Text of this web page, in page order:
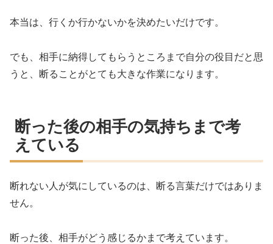
本当は、行くか行かないかを決めたいだけです。
でも、相手に納得してもらうところまで自分の役目だと思
うと、断ることがとても大きな作業になります。
断った後の相手の気持ちまで考
えている
断れない人が気にしているのは、断る言葉だけではありま
せん。
断った後、相手がどう感じるかまで考えています。